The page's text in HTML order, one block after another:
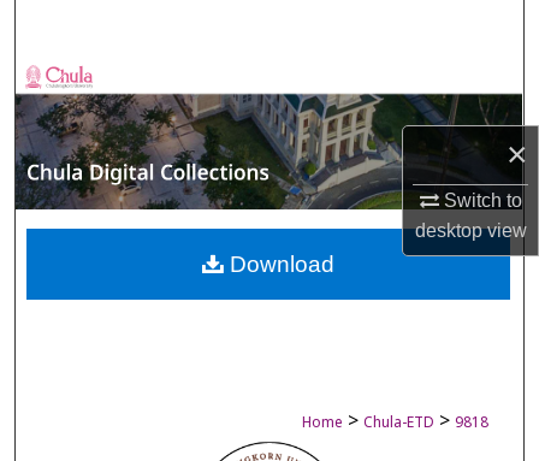
×
Switch to
desktopview
Browse Collections
My Account
About
Digital Commons Network™
Home > Chula-ETD > 9818
Download